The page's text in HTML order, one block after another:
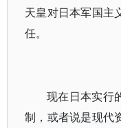
天皇对日本军国主
任。
现在日本实行
制，或者说是现代